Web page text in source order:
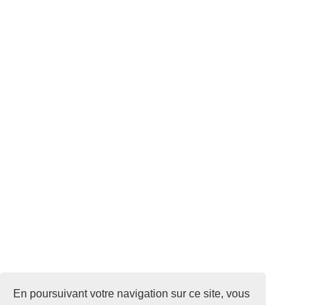
En poursuivant votre navigation sur ce site, vous